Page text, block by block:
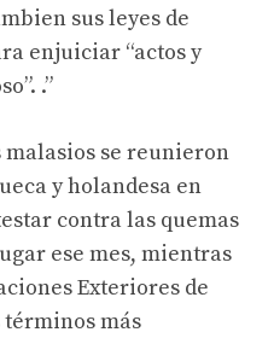
sus leyes de
enjuiciar “actos y
.”
se reunieron
y holandesa en
contra las quemas
ese mes, mientras
Exteriores de
términos más